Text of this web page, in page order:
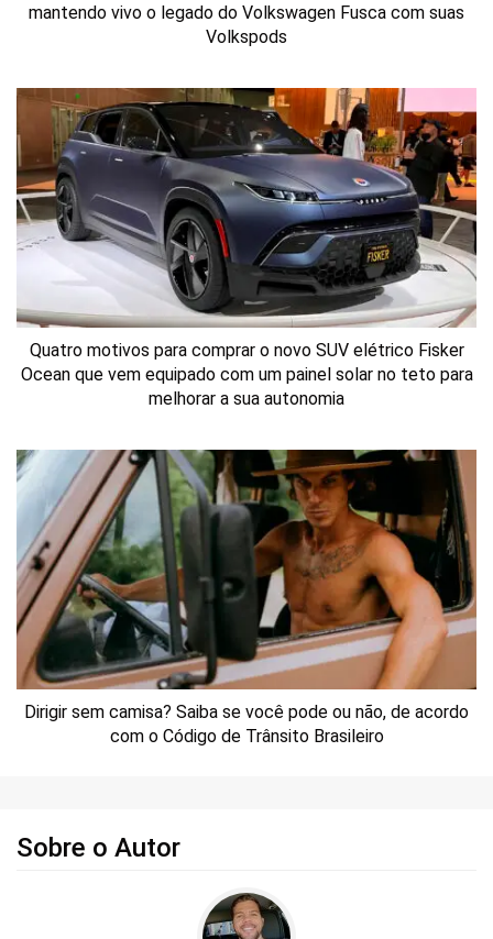
mantendo vivo o legado do Volkswagen Fusca com suas
Volkspods
Quatro motivos para comprar o novo SUV elétrico Fisker
Ocean que vem equipado com um painel solar no teto para
melhorar a sua autonomia
Dirigir sem camisa? Saiba se você pode ou não, de acordo
com o Código de Trânsito Brasileiro
Sobre o Autor